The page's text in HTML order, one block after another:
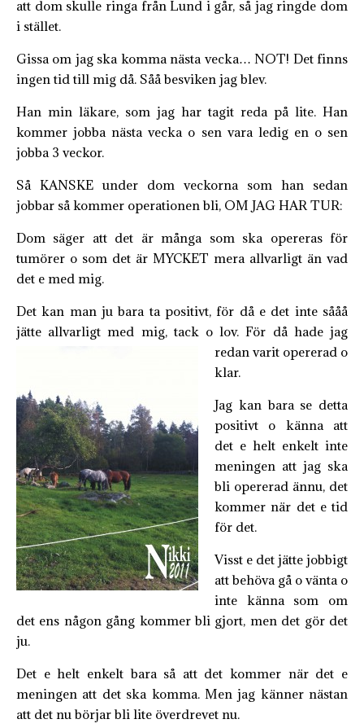
att dom skulle ringa från Lund i går, så jag ringde dom
i stället.
Gissa om jag ska komma nästa vecka… NOT! Det finns
ingen tid till mig då. Såå besviken jag blev.
Han min läkare, som jag har tagit reda på lite. Han
kommer jobba nästa vecka o sen vara ledig en o sen
jobba 3 veckor.
Så KANSKE under dom veckorna som han sedan
jobbar så kommer operationen bli, OM JAG HAR TUR:
Dom säger att det är många som ska opereras för
tumörer o som det är MYCKET mera allvarligt än vad
det e med mig.
Det kan man ju bara ta positivt, för då e det inte sååå
jätte allvarligt med mig,tack o lov. För då hade jag
redan varit opererad o
klar.
Jag kan bara se detta
positivt o känna att
det e helt enkelt inte
meningen att jag ska
bli opererad ännu, det
kommer när det e tid
för det.
Visst e det jätte jobbigt
att behöva gå o vänta o
inte känna som om
det ens någon gång kommer bli gjort, men det gör det
ju.
Det e helt enkelt bara så att det kommer när det e
meningen att det ska komma. Men jag känner nästan
att det nu börjar bli lite överdrevet nu.